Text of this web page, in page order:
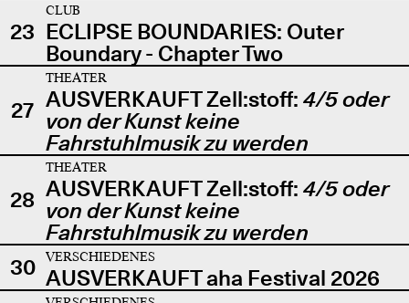
23
CLUB
ECLIPSE BOUNDARIES: Outer
Boundary - Chapter Two
27
THEATER
AUSVERKAUFT Zell:stoff: 4/5 oder
von der Kunst keine
Fahrstuhlmusik zu werden
28
THEATER
AUSVERKAUFT Zell:stoff: 4/5 oder
von der Kunst keine
Fahrstuhlmusik zu werden
30
VERSCHIEDENES
AUSVERKAUFT aha Festival 2026